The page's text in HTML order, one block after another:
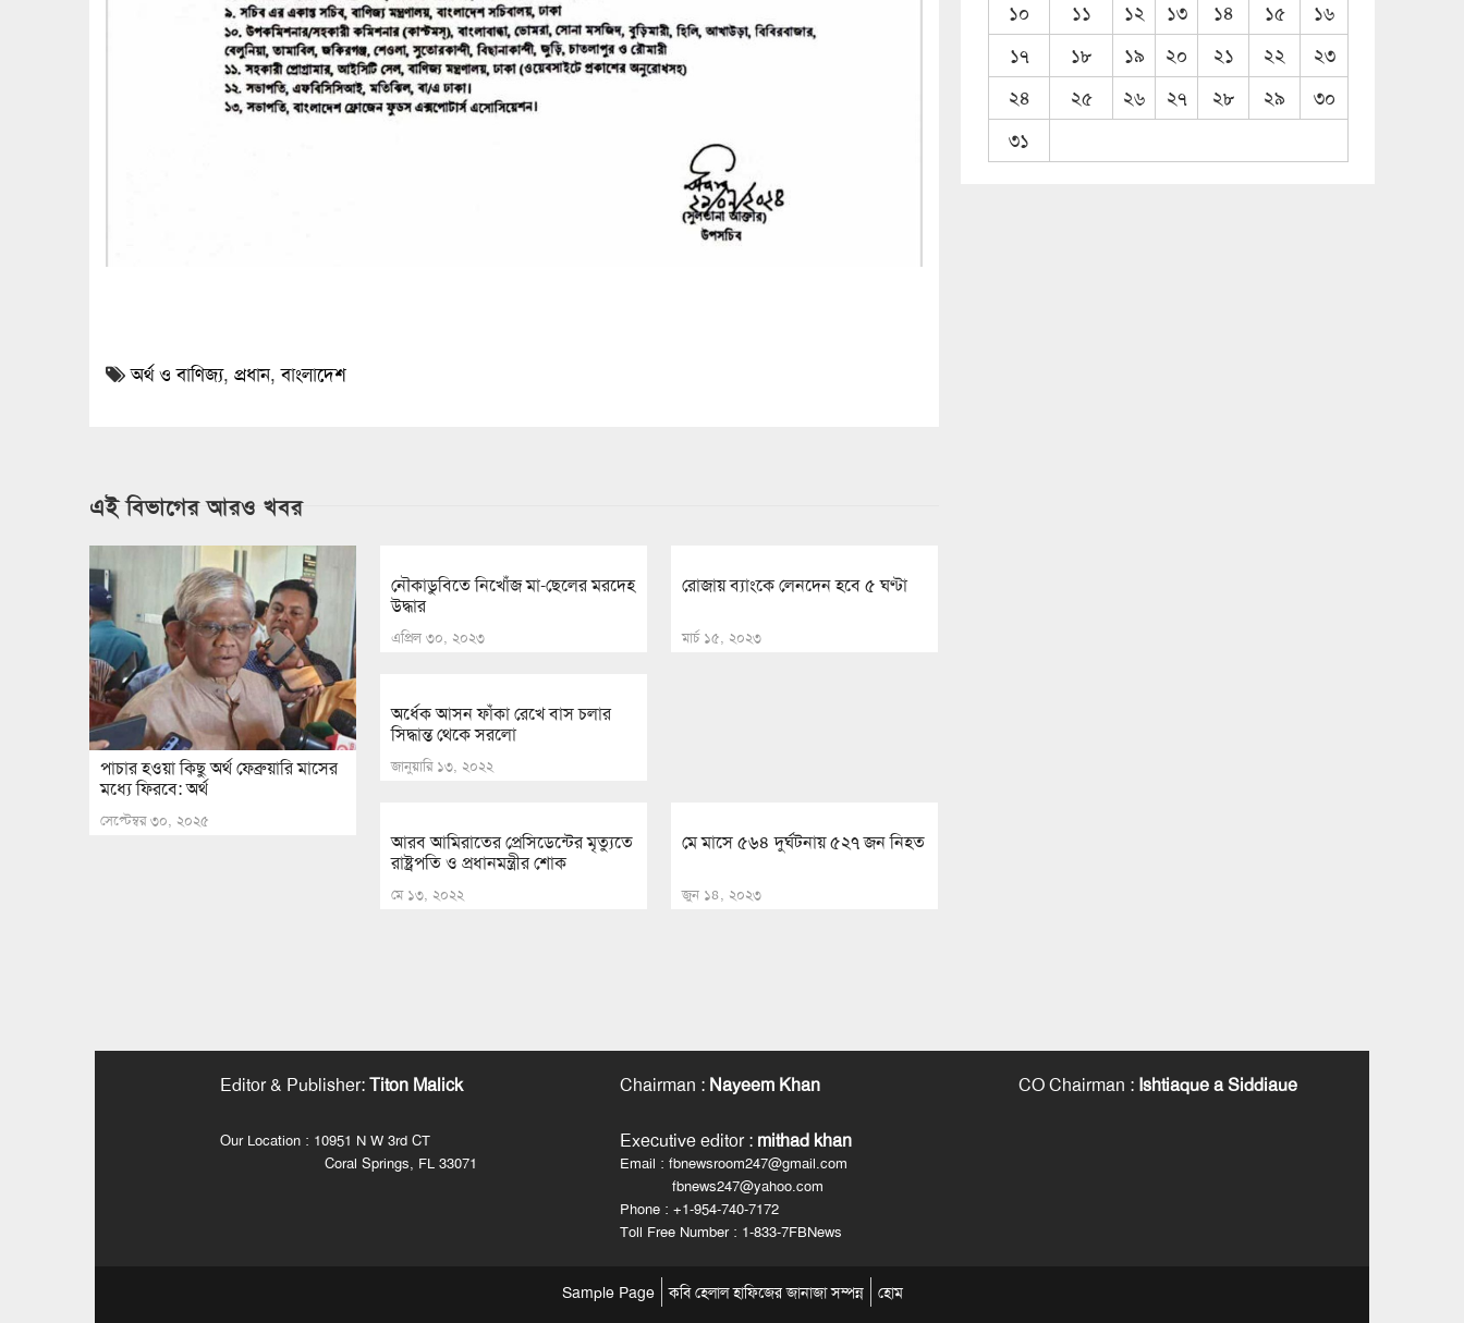
অর্থ ও বাণিজ্য, প্রধান,বাংলাদেশ
এই বিভাগের আরও খবর
পাচার হওয়া কিছু অর্থ ফেব্রুয়ারি মাসের
মধ্যে ফিরবে: অর্থ
সেপ্টেম্বর ৩০, ২০২৫
নৌকাডুবিতে নিখোঁজ মা-ছেলের মরদেহ
উদ্ধার
এপ্রিল ৩০, ২০২৩
রোজায় ব্যাংকে লেনদেন হবে ৫ ঘণ্টা
মার্চ ১৫, ২০২৩
অর্ধেক আসন ফাঁকা রেখে বাস চলার
সিদ্ধান্ত থেকে সরলো
জানুয়ারি ১৩, ২০২২
আরব আমিরাতের প্রেসিডেন্টের মৃত্যুতে
রাষ্ট্রপতি ও প্রধানমন্ত্রীর শোক
মে ১৩, ২০২২
মে মাসে ৫৬৪ দুর্ঘটনায় ৫২৭ জন নিহত
জুন ১৪, ২০২৩
১০
১১ ১২ ১৩ ১৪ ১৫
১৬
১৭
১৮ ১৯ ২০ ২১ ২২
২৩
২৪
২৫ ২৬ ২৭ ২৮ ২৯
৩০
৩১
Editor & Publisher:Titon Malick Chairman : Nayeem Khan CO Chairman : Ishtiaque a Siddiaue
Our Location : 10951 N W 3rd CT
Coral Springs, FL 33071
Executive editor: mithad khan
Email : fbnewsroom247@gmail.com
fbnews247@yahoo.com
Phone : +1-954-740-7172
Toll Free Number : 1-833-7FBNews
Sample Page কবি হেলাল হাফিজের জানাজা সম্পন্ন হোম